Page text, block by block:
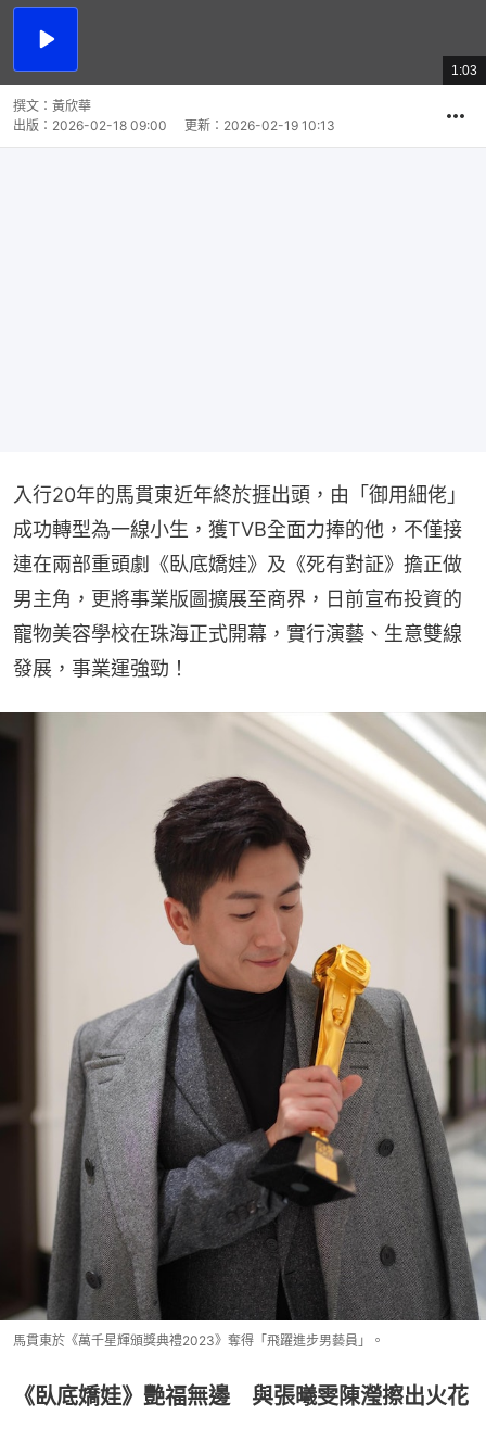
播
片
總
共
1:03
撰文： 黃欣華
出版： 2026-02-18 09:00 更新： 2026-02-19 10:13
入行20年的馬貫東近年終於捱出頭，由「御用細佬」
成功轉型為一線小生，獲TVB全面力捧的他，不僅接
連在兩部重頭劇《臥底嬌娃》及《死有對証》擔正做
男主角，更將事業版圖擴展至商界，日前宣布投資的
寵物美容學校在珠海正式開幕，實行演藝、生意雙線
發展，事業運強勁！
馬貫東於《萬千星輝頒獎典禮2023》奪得「飛躍進步男藝員」。
《臥底嬌娃》艷福無邊 與張曦雯陳瀅擦出火花